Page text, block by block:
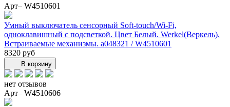
Арт– W4510601
Умный выключатель сенсорный Soft-touch/Wi-Fi,
одноклавишный с подсветкой. Цвет Белый. Werkel(Веркель).
Встраиваемые механизмы. a048321 / W4510601
8320 руб
В корзину
нет отзывов
Арт– W4510606